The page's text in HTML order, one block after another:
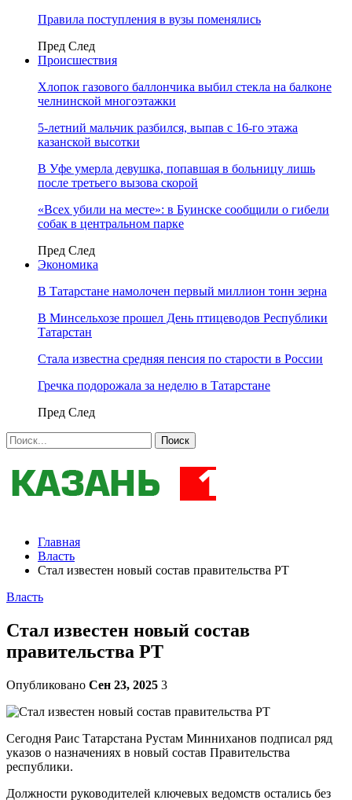
Правила поступления в вузы поменялись
Пред След
Происшествия
Хлопок газового баллончика выбил стекла на балконе
челнинской многоэтажки
5-летний мальчик разбился, выпав с 16-го этажа
казанской высотки
В Уфе умерла девушка, попавшая в больницу лишь
после третьего вызова скорой
«Всех убили на месте»: в Буинске сообщили о гибели
собак в центральном парке
Пред След
Экономика
В Татарстане намолочен первый миллион тонн зерна
В Минсельхозе прошел День птицеводов Республики
Татарстан
Стала известна средняя пенсия по старости в России
Гречка подорожала за неделю в Татарстане
Пред След
Главная
Власть
Стал известен новый состав правительства РТ
Власть
Стал известен новый состав
правительства РТ
Опубликовано Сен 23, 2025 3
Сегодня Раис Татарстана Рустам Минниханов подписал ряд
указов о назначениях в новый состав Правительства
республики.
Должности руководителей ключевых ведомств остались без